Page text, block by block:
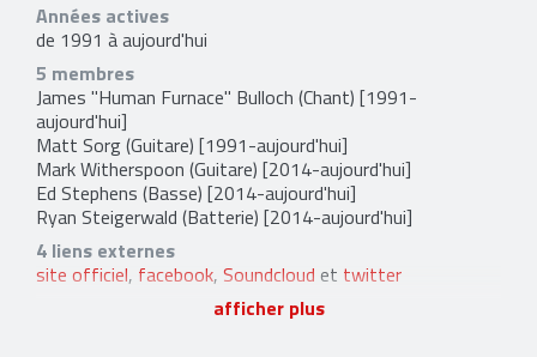
Années actives
de 1991 à aujourd'hui
5 membres
James "Human Furnace" Bulloch (Chant) [1991-
aujourd'hui]
Matt Sorg(Guitare) [1991-aujourd'hui]
Mark Witherspoon (Guitare) [2014-aujourd'hui]
Ed Stephens (Basse) [2014-aujourd'hui]
Ryan Steigerwald (Batterie) [2014-aujourd'hui]
4 liens externes
site officiel, facebook, Soundcloud et twitter
afficher plus